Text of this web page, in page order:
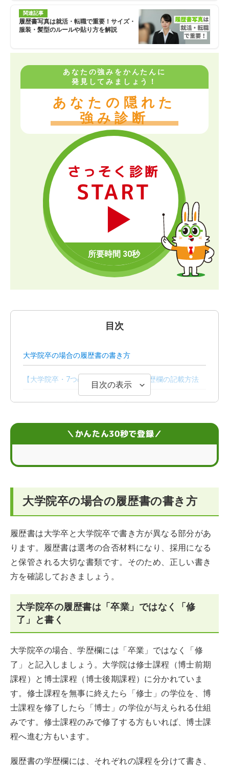
関連記事
履歴書写真は就活・転職で重要！サイズ・
服装・髪型のルールや貼り方を解説
あなたの強みをかんたんに
発見してみましょう！
あなたの隠れた
強み診断
さっそく診断
START
目次
大学院卒の場合の履歴書の書き方
【大学院卒・7つの状況別】履歴書の学歴欄の記載方法
大学院卒が履歴書を書くときの4つのポイント
目次の表示
＼かんたん30秒で登録／
大学院卒の場合の履歴書の書き方
履歴書は大学卒と大学院卒で書き方が異なる部分があ
ります。履歴書は選考の合否材料になり、採用になる
と保管される大切な書類です。そのため、正しい書き
方を確認しておきましょう。
大学院卒の履歴書は「卒業」ではなく「修
了」と書く
大学院卒の場合、学歴欄には「卒業」ではなく「修
了」と記入しましょう。大学院は修士課程（博士前期
課程）と博士課程（博士後期課程）に分かれていま
す。修士課程を無事に終えたら「修士」の学位を、博
士課程を修了したら「博士」の学位が与えられる仕組
みです。修士課程のみで修了する方もいれば、博士課
程へ進む方もいます。
履歴書の学歴欄には、それぞれの課程を分けて書き、